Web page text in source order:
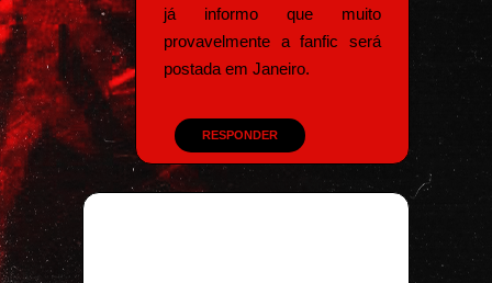
já informo que muito
provavelmente a fanfic será
postada em Janeiro.
RESPONDER